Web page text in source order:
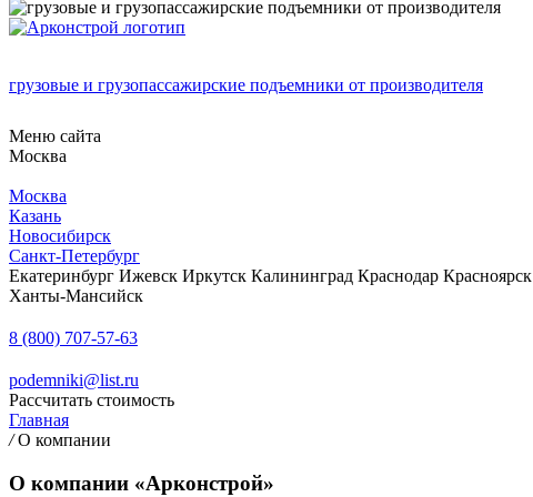
грузовые и грузопассажирские подъемники от производителя
Меню сайта
Москва
Москва
Казань
Новосибирск
Санкт-Петербург
Екатеринбург Ижевск Иркутск Калининград Краснодар Красноярск
Ханты-Мансийск
8 (800) 707-57-63
podemniki@list.ru
Рассчитать стоимость
Главная
/ О компании
О компании «Арконстрой»